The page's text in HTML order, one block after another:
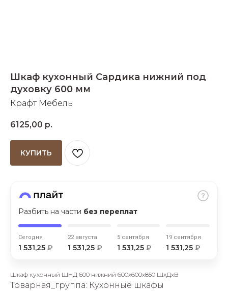
Шкаф кухонный Сардика нижний под
духовку 600 мм
Крафт Мебель
6125,00 р.
КУПИТЬ
Разбить на части без переплат
Сегодня
1 531,25 ₽
22 августа
1 531,25 ₽
5 сентября
1 531,25 ₽
19 сентября
1 531,25₽
Оплачивайте сегодня только
25% картой любого банка
Получайте товар
выбранный способом
по25
Подробнее
Шкаф кухонный ШНД 600 нижний 600х600х850 ШхДхВ
Товарная_группа: Кухонные шкафы